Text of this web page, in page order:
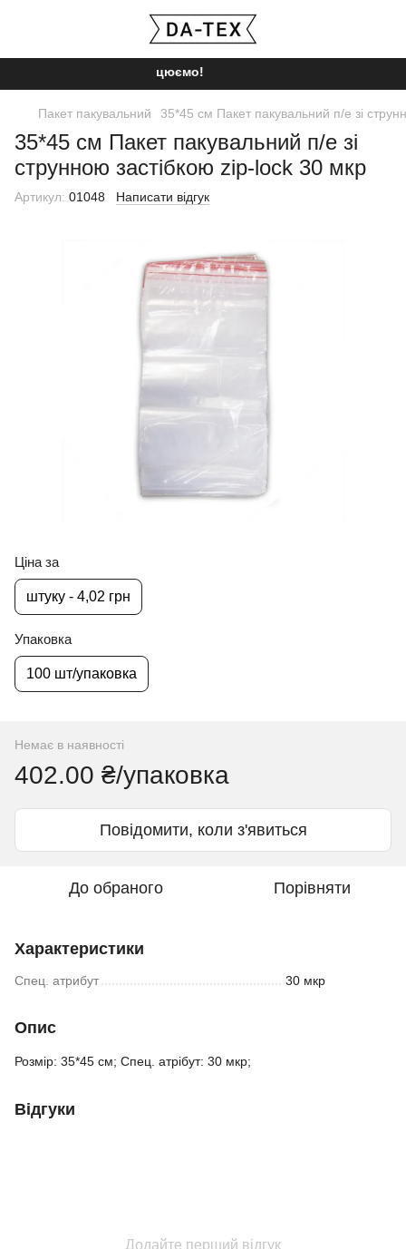
Ми працюємо!
Пакет пакувальний 35*45 см Пакет пакувальний п/е зі
35*45 см Пакет пакувальний п/е зі
струнною застібкою zip-lock 30 мкр
Артикул: 01048 Написати відгук
Ціна за
штуку - 4,02 грн
Упаковка
100 шт/упаковка
Немає в наявності
402.00 ₴/упаковка
Повідомити, коли з'явиться
До обраного Порівняти
Характеристики
Спец. атрибут 30 мкр
Опис
Розмір: 35*45 см; Спец. атрібут: 30 мкр;
Відгуки
Додайте перший відгук